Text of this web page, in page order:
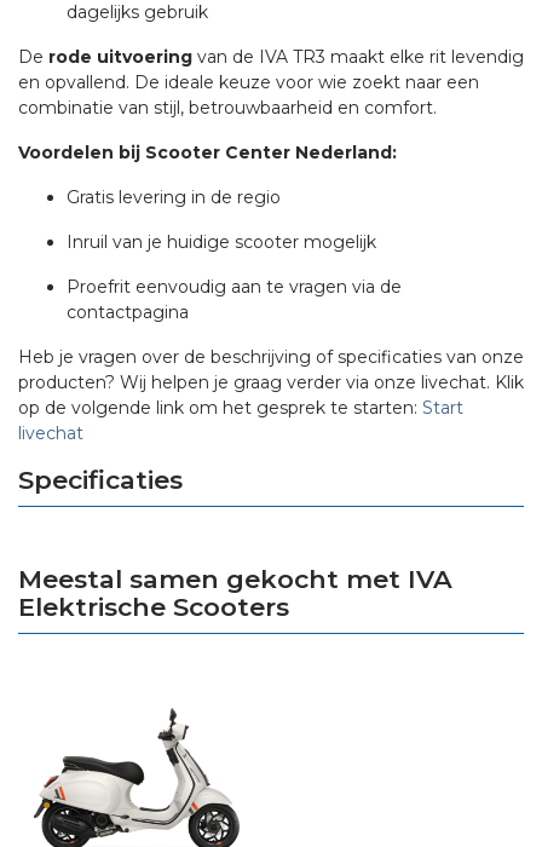
dagelijks gebruik
De rode uitvoering van de IVA TR3 maakt elke rit levendig
en opvallend. De ideale keuze voor wie zoekt naar een
combinatie van stijl, betrouwbaarheid en comfort.
Voordelen bij Scooter Center Nederland:
Gratis levering in de regio
Inruil van je huidige scooter mogelijk
Proefrit eenvoudig aan te vragen via de
contactpagina
Heb je vragen over de beschrijving of specificaties van onze
producten? Wij helpen je graag verder via onze livechat. Klik
op de volgende link om het gesprek te starten: Start
livechat
Specificaties
Meestal samen gekocht met IVA
Elektrische Scooters